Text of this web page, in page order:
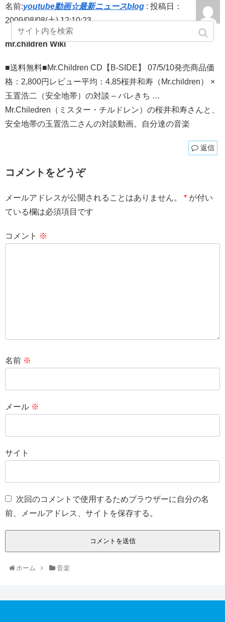
名前:youtube動画☆最新ニュースblog : 投稿日：
2009/08/08(土) 12:10:23
mr.children Wiki
■送料無料■Mr.Children CD【B-SIDE】 07/5/10発売商品価
格：2,800円レビュー平均：4.85桜井和寿（Mr.children） ×
玉置浩二（安全地帯）の対談 – バレきち …
Mr.Chiledren（ミスター・チルドレン）の桜井和寿さんと、
安全地帯の玉置浩二さんの対談動画。自分達の音楽
返信
コメントをどうぞ
メールアドレスが公開されることはありません。 * が付い
ている欄は必須項目です
コメント ※
名前 ※
メール ※
サイト
次回のコメントで使用するためブラウザーに自分の名
前、メールアドレス、サイトを保存する。
ホーム 音楽